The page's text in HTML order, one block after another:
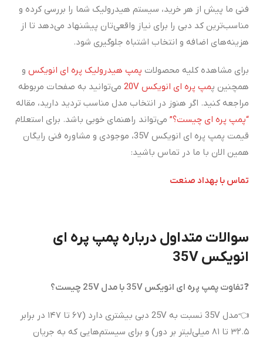
فنی ما پیش از هر خرید، سیستم هیدرولیک شما را بررسی کرده و
مناسب‌ترین کد دبی را برای نیاز واقعی‌تان پیشنهاد می‌دهد تا از
هزینه‌های اضافه و انتخاب اشتباه جلوگیری شود.
برای مشاهده کلیه محصولات پمپ هیدرولیک پره ای انویکس و
همچنین پمپ پره ای انویکس 20V
می‌توانید به صفحات مربوطه
مراجعه کنید. اگر هنوز در انتخاب مدل مناسب تردید دارید، مقاله
“پمپ پره ای چیست؟” می‌تواند راهنمای خوبی باشد. برای استعلام
قیمت پمپ پره ای انویکس 35V، موجودی و مشاوره فنی رایگان
همین الان با ما در تماس باشید:
تماس با بهداد صنعت
سوالات متداول درباره پمپ پره ای
انویکس 35V
❓تفاوت پمپ پره ای انویکس 35V با مدل 25V چیست؟
👈مدل 35V نسبت به 25V دبی بیشتری دارد (۶۷ تا ۱۴۷ در برابر
۳۲.۵ تا ۸۱ میلی‌لیتر بر دور) و برای سیستم‌هایی که به جریان